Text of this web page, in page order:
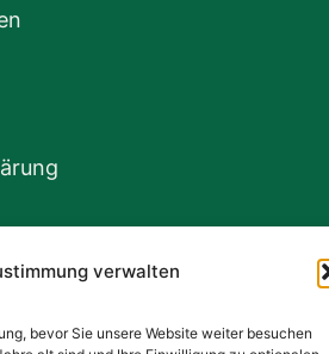
verwalten
bevor Sie unsere Website weiter besuchen